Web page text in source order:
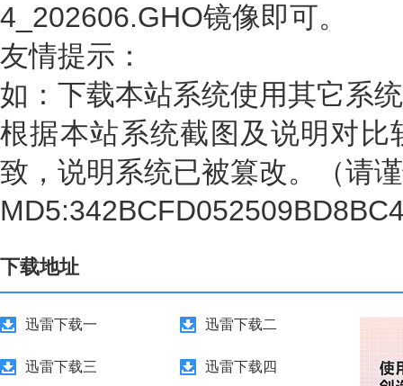
4_202606.GHO镜像即可。
友情提示：
如：下载本站系统使用其它系
根据本站系统截图及说明对
致，说明系统已被篡改。（请
下载地址
迅雷下载一 迅雷下载二
迅雷下载三 迅雷下载四